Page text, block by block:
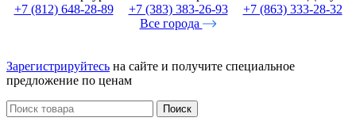
+7 (812) 648-28-89
+7 (383) 383-26-93
+7 (863) 333-28-32
Все города
Зарегистрируйтесь на сайте и получите специальное
предложение по ценам
Поиск